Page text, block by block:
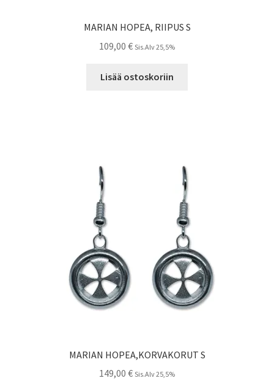
MARIAN HOPEA, RIIPUS S
109,00 € Sis.Alv 25,5%
Lisää ostoskoriin
MARIAN HOPEA,KORVAKORUT S
149,00 € Sis.Alv 25,5%